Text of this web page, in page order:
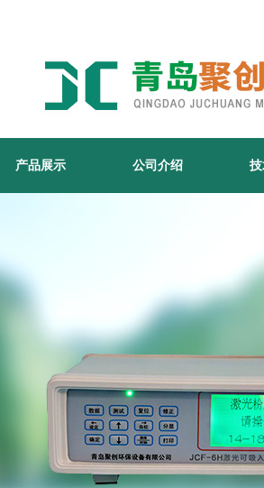
产品展示 公司介绍